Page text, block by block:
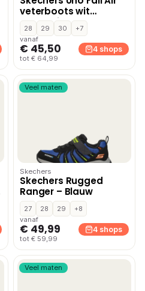
veterboots wit
Synthetisch
28 29 30
+7
vanaf
€ 45,50
tot € 64,99
4 shops
Veel maten
Skechers
Skechers Rugged
Ranger – Blauw
27 28 29
+8
vanaf
€ 49,99
tot € 59,99
4 shops
Veel maten